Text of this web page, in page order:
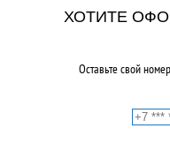
ХОТИТЕ
Оставьте свой